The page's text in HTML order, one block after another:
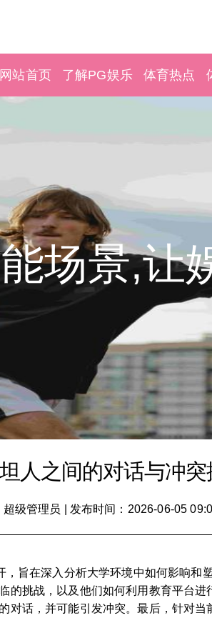
网站首页 了解PG娱乐 体育热点
场景,让
人之间的对话与冲突
超级管理员 发布时间：2026-06-05
旨在深入分析大学环境中如何影响和
的挑战，以及他们如何利用教育平台
话，并可能引发冲突。最后，针对